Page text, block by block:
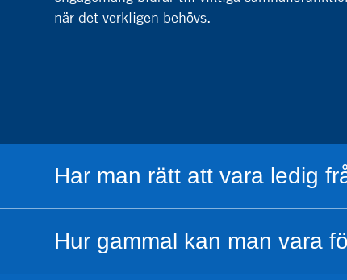
när det verkligen behövs.
Har man rätt att vara ledig
Hur gammal kan man vara